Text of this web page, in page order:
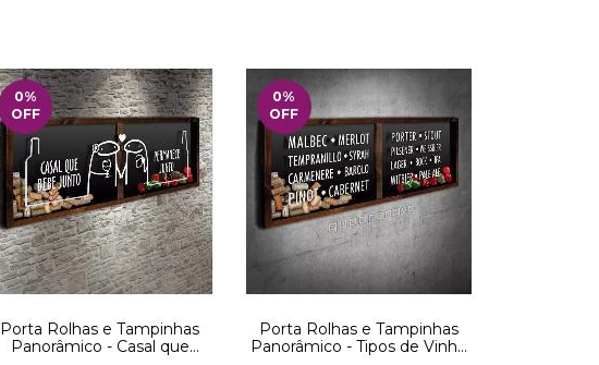
0%
OFF
Porta Rolhas e Tampinhas
Panorâmico - Casal que
0%
OFF
Porta Rolhas e Tampinhas
Panorâmico - Tipos de Vinho